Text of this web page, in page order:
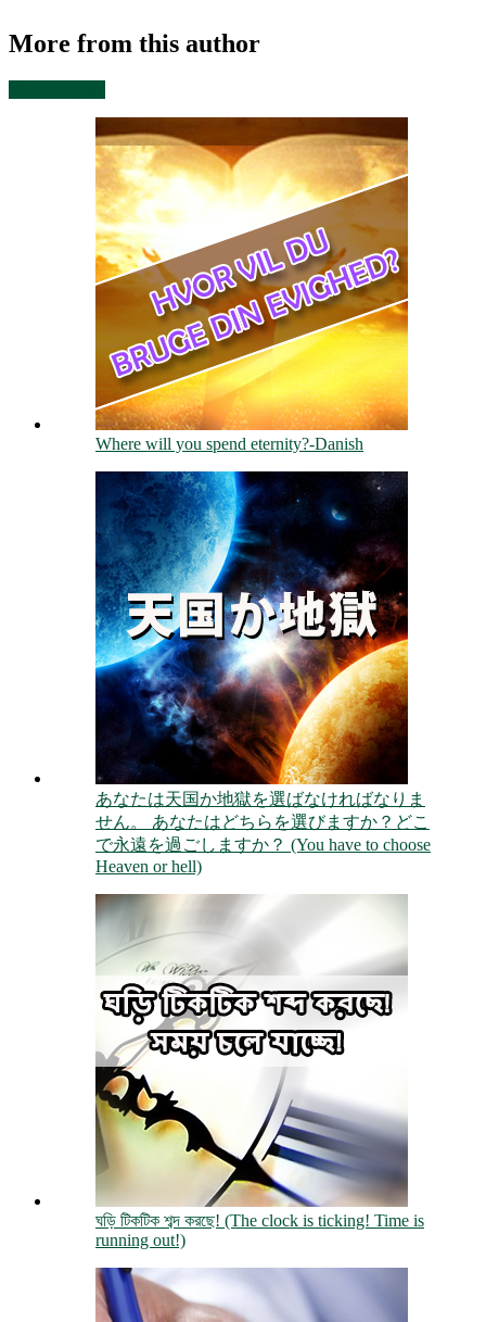
More from this author
Where will you spend eternity?-Danish
あなたは天国か地獄を選ばなければなりま
せん。 あなたはどちらを選びますか？どこ
で永遠を過ごしますか？ (You have to choose
Heaven or hell)
ঘড়ি টিকটিক শব্দ করছে! (The clock is ticking! Time is
running out!)